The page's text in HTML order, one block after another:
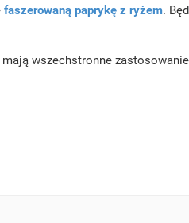
faszerowaną paprykę z ryżem.
wszechstronne